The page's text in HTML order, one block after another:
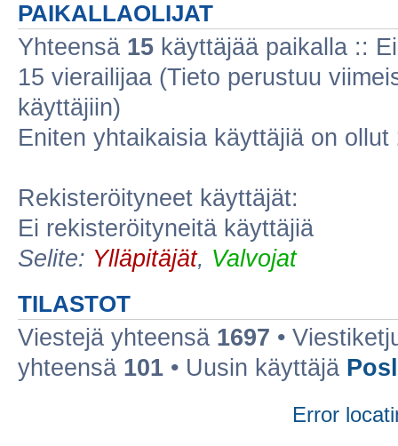
PAIKALLAOLIJAT
Yhteensä 15 käyttäjää paikalla ::
15 vierailijaa (Tieto perustuu
käyttäjiin)
Eniten yhtaikaisia käyttäjiä on ollut
Rekisteröityneet käyttäjät:
Ei rekisteröityneitä käyttäjiä
Selite: Ylläpitäjät, Valvojat
TILASTOT
Viestejä yhteensä 1697 •
yhteensä 101 • Uusin käyttäjä
Error